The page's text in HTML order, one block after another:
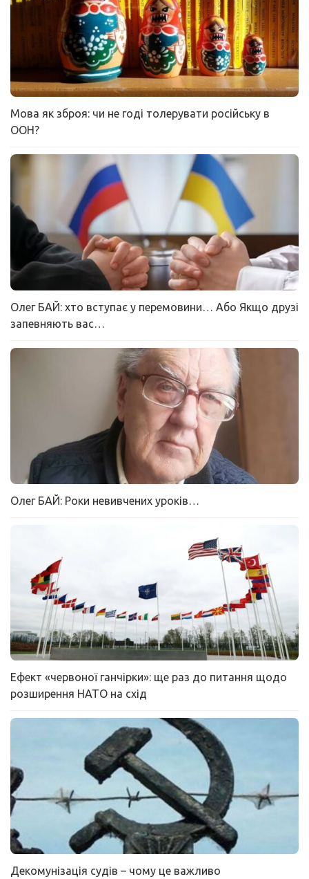
Мова як зброя: чи не годі толерувати російську в
ООН?
Олег БАЙ: хто вступає у перемовини… Або Якщо друзі
запевняють вас…
Олег БАЙ: Роки невивчених уроків…
Ефект «червоної ганчірки»: ще раз до питання щодо
розширення НАТО на схід
Декомунізація судів – чому це важливо